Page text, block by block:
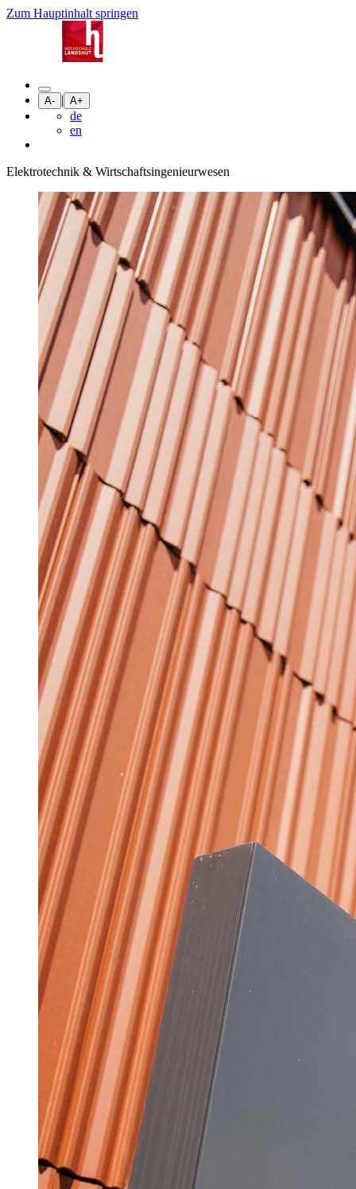
Zum Hauptinhalt springen
A- | A+
de
en
Elektrotechnik & Wirtschaftsingenieurwesen